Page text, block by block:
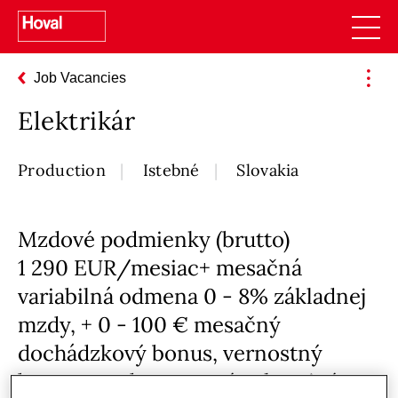
Job Vacancies
Elektrikár
Production Istebné Slovakia
Mzdové podmienky (brutto)
1 290 EUR/mesiac+ mesačná
variabilná odmena 0 - 8% základnej
mzdy, + 0 - 100 € mesačný
dochádzkový bonus, vernostný
bonus za odpracované roky, +iné